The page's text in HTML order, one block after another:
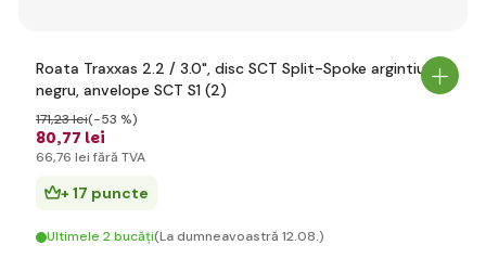
Roata Traxxas 2.2 / 3.0", disc SCT Split-Spoke argintiu-
negru, anvelope SCT S1 (2)
80,77 lei
171,23 lei(-53 %)
66,76 lei fără TVA
+ 17 puncte
Ultimele 2 bucăți(La dumneavoastră 12.08.)